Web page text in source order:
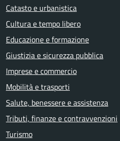
Catasto e urbanistica
Cultura e tempo libero
Educazione e formazione
Giustizia e sicurezza pubblica
Imprese e commercio
Mobilità e trasporti
Salute, benessere e assistenza
Tributi, finanze e contravvenzioni
Turismo